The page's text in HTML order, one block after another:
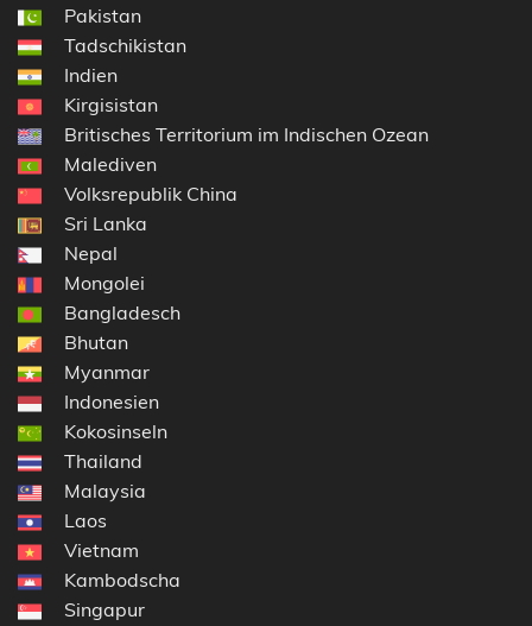
Pakistan
Tadschikistan
Indien
Kirgisistan
Britisches Territorium im Indischen Ozean
Malediven
Volksrepublik China
Sri Lanka
Nepal
Mongolei
Bangladesch
Bhutan
Myanmar
Indonesien
Kokosinseln
Thailand
Malaysia
Laos
Vietnam
Kambodscha
Singapur